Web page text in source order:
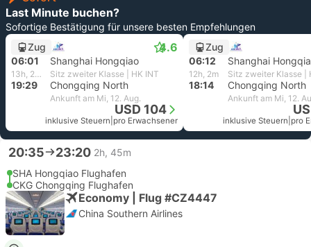
Last Minute buchen?
Sofortige Bestätigung für unsere besten Empfehlungen
Zug
4.6
06:01 Shanghai Hongqiao
13h, 28m Sitz zweiter Klasse | HK INT
19:29 Chongqing North
Ankunft am Mi, 12. Aug.
USD 104
inklusive Steuern pro Erwachsener
Zug
06:12
Shanghai
12h, 2m Sitz zweiter Klasse |
18:14 Chongqing North
Ankunft am Mi, 12.
inklusive Steuern pro
20:35 23:20 2h, 45m
SHA Hongqiao Flughafen
CKG Chongqing Flughafen
Economy | Flug #CZ4447
China Southern Airlines